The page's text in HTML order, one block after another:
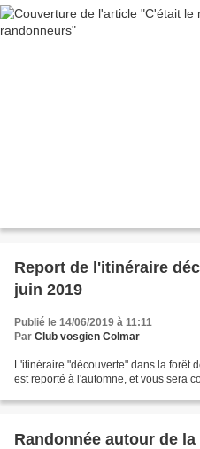
Report de l'itinéraire
juin 2019
Publié le 14/06/2019 à 11:11
Par Club vosgien Colmar
L'itinéraire "découverte" dans la forêt
est reporté à l'automne, et vous sera
Randonnée autour de